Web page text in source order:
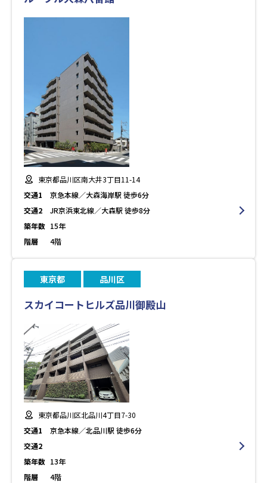
東京都品川区南大井3丁目11-14
交通1
京急本線／大森海岸駅 徒歩6分
交通2
JR京浜東北線／大森駅 徒歩8分
築年数 15年
階層
4階
東京都 品川区
スカイコートヒルズ品川御殿山
東京都品川区北品川4丁目7-30
交通1
京急本線／北品川駅 徒歩6分
交通2
築年数 13年
階層
4階